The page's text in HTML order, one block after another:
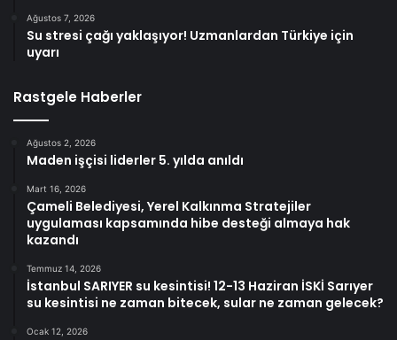
Ağustos 7, 2026
Su stresi çağı yaklaşıyor! Uzmanlardan Türkiye için
uyarı
Rastgele Haberler
Ağustos 2, 2026
Maden işçisi liderler 5. yılda anıldı
Mart 16, 2026
Çameli Belediyesi, Yerel Kalkınma Stratejiler
uygulaması kapsamında hibe desteği almaya hak
kazandı
Temmuz 14, 2026
İstanbul SARIYER su kesintisi! 12-13 Haziran İSKİ Sarıyer
su kesintisi ne zaman bitecek, sular ne zaman gelecek?
Ocak 12, 2026